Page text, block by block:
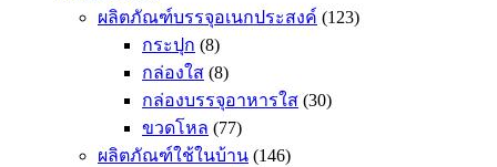
ผลิตภัณฑ์บรรจุอเนกประสงค์ (123)
กระปุก (8)
กล่องใส (8)
กล่องบรรจุอาหารใส (30)
ขวดโหล (77)
ผลิตภัณฑ์ใช้ในบ้าน (146)